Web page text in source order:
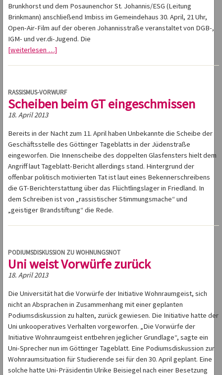
Brunkhorst und dem Posaunenchor St. Johannis/ESG (Leitung
Brinkmann) anschließend Imbiss im Gemeindehaus 30. April, 21 Uhr,
Open-Air-Film auf der oberen Johannisstraße veranstaltet von DGB-,
IGM- und ver.di-Jugend. Die
[weiterlesen …]
RASSISMUS-VORWURF
Scheiben beim GT eingeschmissen
18. April 2013
Bereits in der Nacht zum 11. April haben Unbekannte die Scheibe der
Geschäftsstelle des Göttinger Tageblatts in der Jüdenstraße
eingeworfen. Die Innenscheibe des doppelten Glasfensters hielt dem
Angriff laut Tageblatt-Bericht allerdings stand. Hintergrund der
offenbar politisch motivierten Tat ist laut eines Bekennerschreibens
die GT-Berichterstattung über das Flüchtlingslager in Friedland. In
dem Schreiben ist von „rassistischer Stimmungsmache“ und
„geistiger Brandstiftung“ die Rede.
PODIUMSDISKUSSION ZU WOHNUNGSNOT
Uni weist Vorwürfe zurück
18. April 2013
Die Universität hat die Vorwürfe der Initiative Wohnraumgeist, sich
nicht an Absprachen in Zusammenhang mit einer geplanten
Podiumsdiskussion zu halten, zurück gewiesen. Die Initiative hatte der
Uni unkooperatives Verhalten vorgeworfen. „Die Vorwürfe der
Initiative Wohnraumgeist entbehren jeglicher Grundlage“, sagte ein
Uni-Sprecher nun im Göttinger Tageblatt. Eine Podiumsdiskussion zur
Wohnraumsituation für Studierende sei für den 30. April geplant. Eine
solche hatte Uni-Präsidentin Ulrike Beisiegel nach einer Besetzung